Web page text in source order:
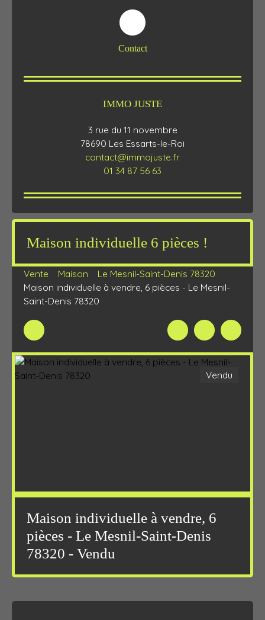
Contact
IMMO JUSTE
3 rue du 11 novembre
78690 Les Essarts-le-Roi
contact@immojuste.fr
01 34 87 56 63
Maison individuelle 6 pièces !
Vente Maison
Le Mesnil-Saint-Denis 78320
Maison individuelle à vendre, 6 pièces - Le Mesnil-
Saint-Denis 78320
Vendu
Maison individuelle à vendre, 6
pièces - Le Mesnil-Saint-Denis
78320 - Vendu